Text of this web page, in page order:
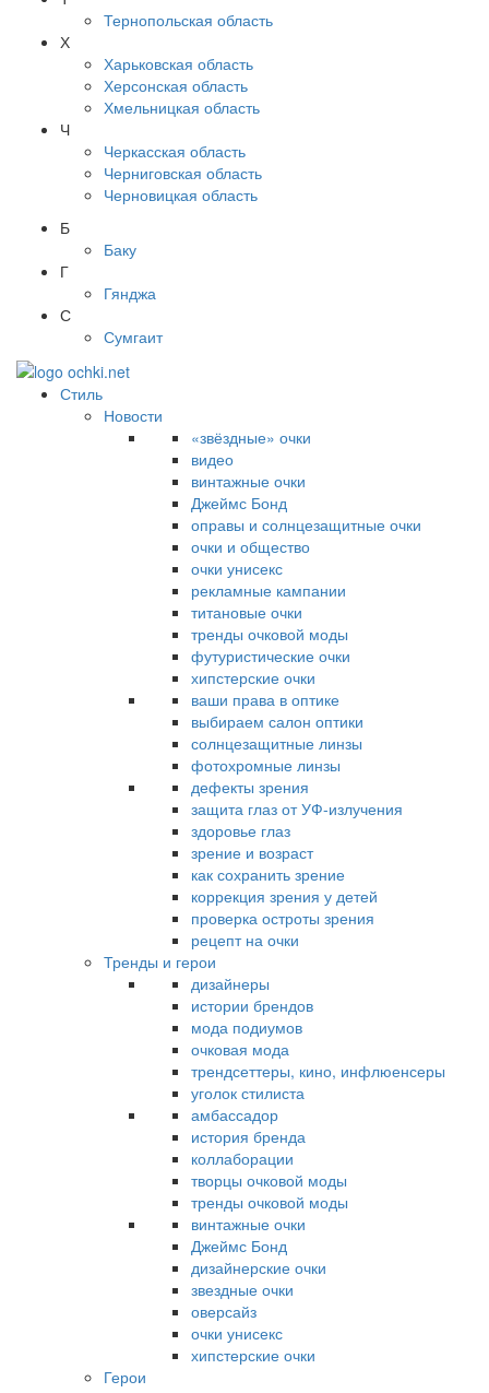
Тернопольская область
Х
Харьковская область
Херсонская область
Хмельницкая область
Ч
Черкасская область
Черниговская область
Черновицкая область
Б
Баку
Г
Гянджа
С
Сумгаит
Стиль
Новости
«звёздные» очки
видео
винтажные очки
Джеймс Бонд
оправы и солнцезащитные очки
очки и общество
очки унисекс
рекламные кампании
титановые очки
тренды очковой моды
футуристические очки
хипстерские очки
ваши права в оптике
выбираем салон оптики
солнцезащитные линзы
фотохромные линзы
дефекты зрения
защита глаз от УФ-излучения
здоровье глаз
зрение и возраст
как сохранить зрение
коррекция зрения у детей
проверка остроты зрения
рецепт на очки
Тренды и герои
дизайнеры
истории брендов
мода подиумов
очковая мода
трендсеттеры, кино, инфлюенсеры
уголок стилиста
амбассадор
история бренда
коллаборации
творцы очковой моды
тренды очковой моды
винтажные очки
Джеймс Бонд
дизайнерские очки
звездные очки
оверсайз
очки унисекс
хипстерские очки
Герои